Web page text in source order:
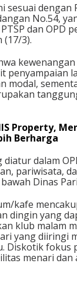
sesuai dengan
No.54,
dan OPD
(17/3).
kewenangan
penyampaian
modal,
Property,
Berharga
diatur dalam
pariwisata,
Dinas
kafe
dingin yang
klub malam
yang diiringi
Diskotik fokus
menari dan